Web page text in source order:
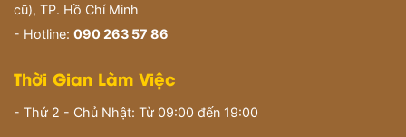
cũ), TP. Hồ Chí Minh
- Hotline: 090 263 57 86
Thời Gian Làm Việc
- Thứ 2 - Chủ Nhật: Từ 09:00 đến 19:00